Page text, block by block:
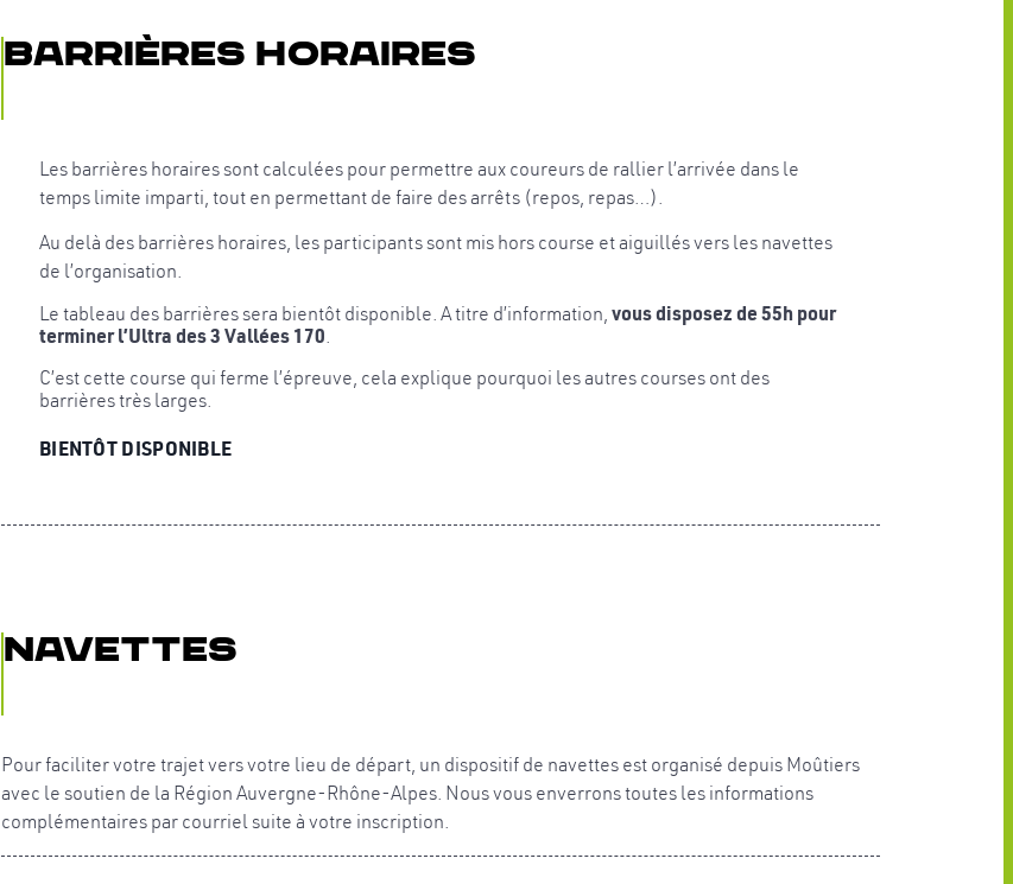
Barrières horaires
Les barrières horaires sont calculées pour permettre aux coureurs de rallier l’arrivée dans le
temps limite imparti, tout en permettant de faire des arrêts (repos, repas…).
Au delà des barrières horaires, les participants sont mis hors course et aiguillés vers les navettes
de l’organisation.
Le tableau des barrières sera bientôt disponible. A titre d’information, vous disposez de 55h pour
terminer l’Ultra des 3 Vallées 170.
C’est cette course qui ferme l’épreuve, cela explique pourquoi les autres courses ont des
barrières très larges.
BIENTÔT DISPONIBLE
Navettes
Pour faciliter votre trajet vers votre lieu de départ, un dispositif de navettes est organisé depuis Moûtiers
avec le soutien de la Région Auvergne-Rhône-Alpes. Nous vous enverrons toutes les informations
complémentaires par courriel suite à votre inscription.